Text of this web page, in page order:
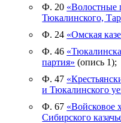
Ф. 20 «Волостные
Тюкалинского,
Ф. 24 «Омская
Ф. 46
партия» (опись 1);
Ф. 47
и Тюкалинского
Ф. 67 «Войсковое
Сибирского